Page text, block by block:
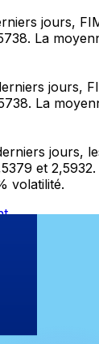
jours,
La
jours,
La
jours,
et
volatilité.
toutes les
transferts
devises.